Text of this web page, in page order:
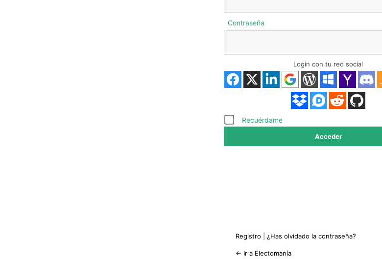
Acceder
Contraseña
Login con tu red social
Recuérdame
Registro ¿Has olvidado la contraseña?
← Ir a Electomanía